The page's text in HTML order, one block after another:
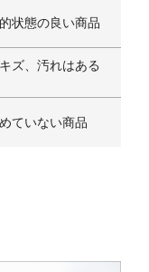
状態の良い商品
ズ、汚れはある
ていない商品